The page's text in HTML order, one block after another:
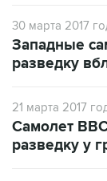
разведку
21 марта 2017
разведку у
16 марта 2017